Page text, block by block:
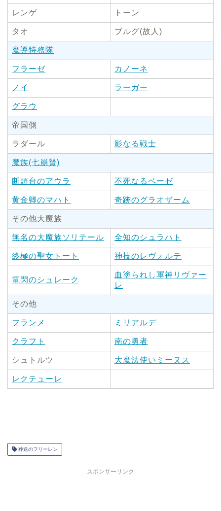
レンゲ トーン
タオ ブルグ(故人)
魔導特務隊
フラーゼ カノーネ
ノイ ラーガー
グラウ
帝国側
ラダール 影なる戦士
魔族(七崩賢)
断頭台のアウラ 不死なるベーゼ
黄金卿のマハト 奇跡のグラオザーム
その他大魔族
無名の大魔族ソリテール 全知のシュラハト
終極の聖女トート 神技のレヴォルテ
電閃のシュレーク
血塗られし軍神リヴァー
レ
その他
フランメ ミリアルデ
クラフト 南の勇者
シュトルツ 大魔法使いミーヌス
レクテューレ
葬送のフリーレン
スポンサーリンク